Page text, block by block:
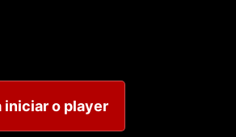
iniciar o player